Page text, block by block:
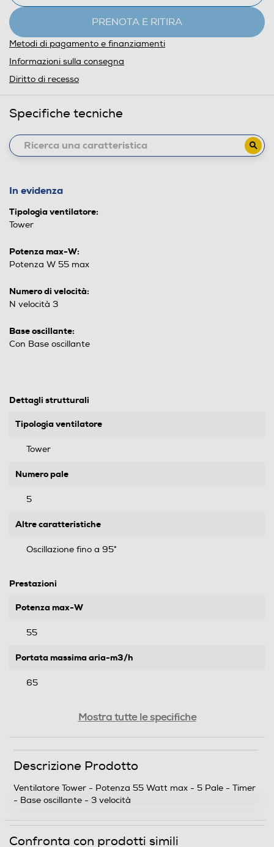
PRENOTA E RITIRA
Metodi di pagamento e finanziamenti
Informazioni sulla consegna
Diritto di recesso
Specifiche tecniche
In evidenza
Tipologia ventilatore:
Tower
Potenza max-W:
Potenza W 55 max
Numero di velocità:
N velocità 3
Base oscillante:
Con Base oscillante
Dettagli strutturali
Tipologia ventilatore
Tower
Numero pale
5
Altre caratteristiche
Oscillazione fino a 95°
Prestazioni
Potenza max-W
55
Portata massima aria-m3/h
65
Funzioni e Plus
Timer
Base oscillante
Mostra tutte le specifiche
Descrizione Prodotto
Ventilatore Tower - Potenza 55 Watt max - 5 Pale - Timer
- Base oscillante - 3 velocità
Confronta con prodotti simili